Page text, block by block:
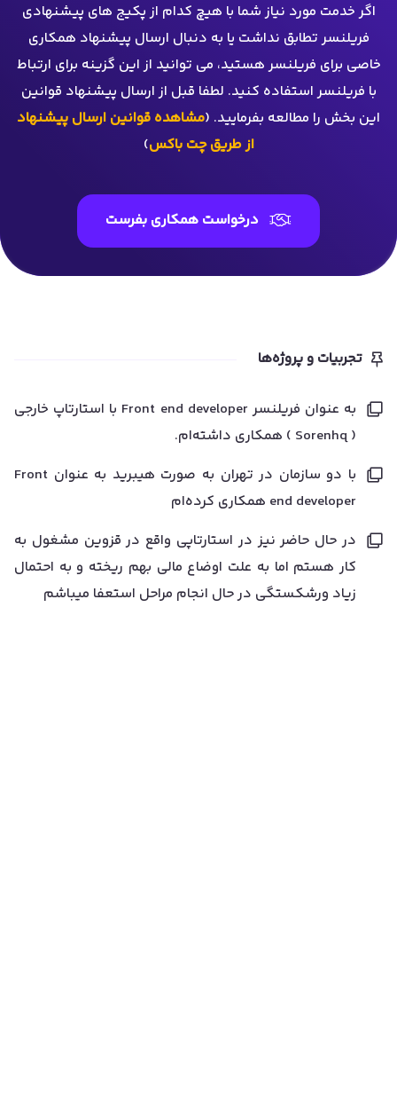
اگر خدمت مورد نیاز شما با هیچ کدام از پکیج های پیشنهادی
فریلنسر تطابق نداشت یا به دنبال ارسال پیشنهاد همکاری
خاصی برای فریلنسر هستید، می توانید از این گزینه برای ارتباط
با فریلنسر استفاده کنید. لطفا قبل از ارسال پیشنهاد قوانین
این بخش را مطالعه بفرمایید. (مشاهده قوانین ارسال پیشنهاد
از طریق چت باکس)
درخواست همکاری بفرست
تجربیات و پروژه‌ها
به عنوان فریلنسر Front end developer با استارتاپ خارجی
( Sorenhq ) همکاری داشته‌ام.
با دو سازمان در تهران به صورت هیبرید به عنوان Front
end developer همکاری کرده‌ام
در حال حاضر نیز در استارتاپی واقع در قزوین مشغول به
کار هستم اما به علت اوضاع مالی بهم ریخته و به احتمال
زیاد ورشکستگی در حال انجام مراحل استعفا میباشم